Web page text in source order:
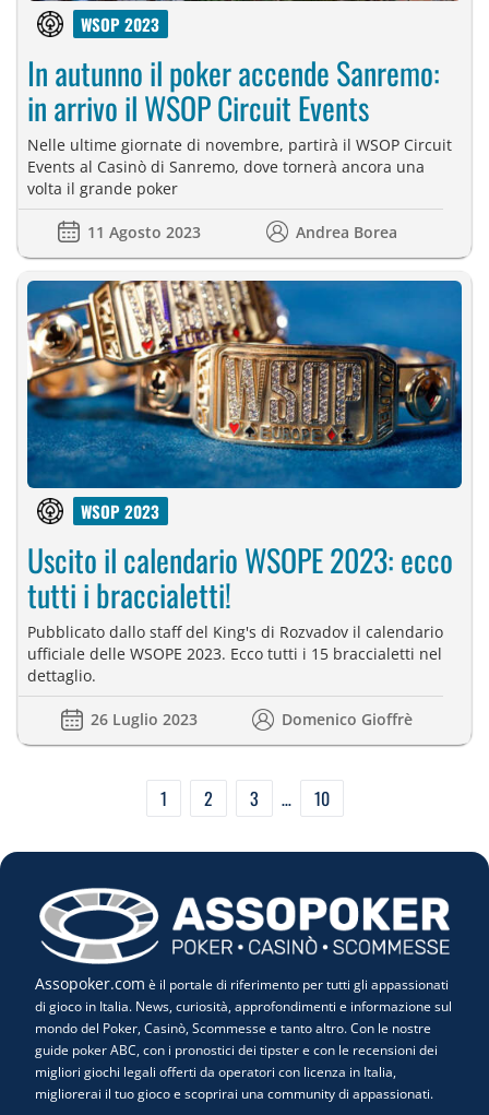
WSOP 2023
In autunno il poker accende Sanremo:
in arrivo il WSOP Circuit Events
Nelle ultime giornate di novembre, partirà il WSOP Circuit
Events al Casinò di Sanremo, dove tornerà ancora una
volta il grande poker
11 Agosto 2023 Andrea Borea
WSOP 2023
Uscito il calendario WSOPE 2023: ecco
tutti i braccialetti!
Pubblicato dallo staff del King's di Rozvadov il calendario
ufficiale delle WSOPE 2023. Ecco tutti i 15 braccialetti nel
dettaglio.
26 Luglio 2023 Domenico Gioffrè
1 2 3 … 10
Assopoker.com è il portale di riferimento per tutti gli appassionati
di gioco in Italia. News, curiosità, approfondimenti e informazione sul
mondo del Poker, Casinò, Scommesse e tanto altro. Con le nostre
guide poker ABC, con i pronostici dei tipster e con le recensioni dei
migliori giochi legali offerti da operatori con licenza in Italia,
migliorerai il tuo gioco e scoprirai una community di appassionati.